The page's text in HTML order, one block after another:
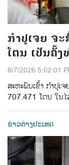
ກຳປູເຈຍ ຈ
ໂຕນ ເປັນຄັ້ງ
8/7/2026 5:02:01
ສະຫະພັນເຂົ້າ ກຳປູເ
707.471 ໂຕນ ໃນ
ຂ່າວຕ່າງປະເທດ